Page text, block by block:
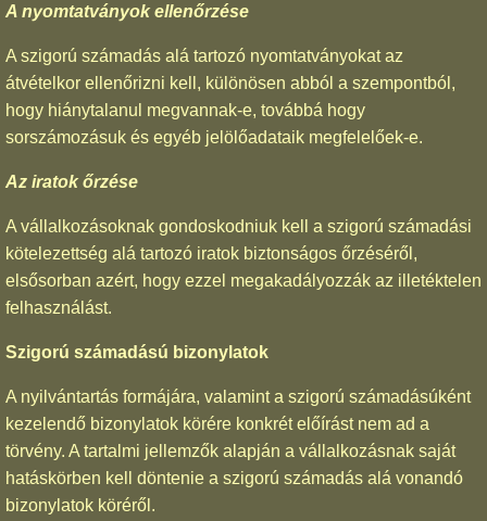
A nyomtatványok ellenőrzése
A szigorú számadás alá tartozó nyomtatványokat az
átvételkor ellenőrizni kell, különösen abból a szempontból,
hogy hiánytalanul megvannak-e, továbbá hogy
sorszámozásuk és egyéb jelölőadataik megfelelőek-e.
Az iratok őrzése
A vállalkozásoknak gondoskodniuk kell a szigorú számadási
kötelezettség alá tartozó iratok biztonságos őrzéséről,
elsősorban azért, hogy ezzel megakadályozzák az illetéktelen
felhasználást.
Szigorú számadású bizonylatok
A nyilvántartás formájára, valamint a szigorú számadásúként
kezelendő bizonylatok körére konkrét előírást nem ad a
törvény. A tartalmi jellemzők alapján a vállalkozásnak saját
hatáskörben kell döntenie a szigorú számadás alá vonandó
bizonylatok köréről.